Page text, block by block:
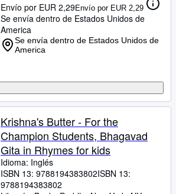
Envío por EUR 2,29Envío por EUR 2,29
Se envía dentro de Estados Unidos de
America
Se envía dentro de Estados Unidos de
America
Krishna's Butter - For the
Champion Students, Bhagavad
Gita in Rhymes for kids
Idioma: Inglés
ISBN 13: 9788194383802ISBN 13:
9788194383802